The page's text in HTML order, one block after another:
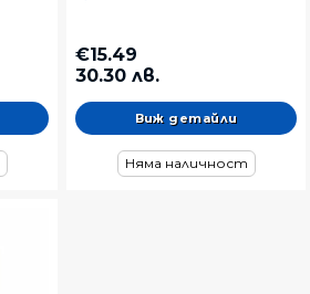
€15.49
30.30 лв.
Виж детайли
Няма наличност